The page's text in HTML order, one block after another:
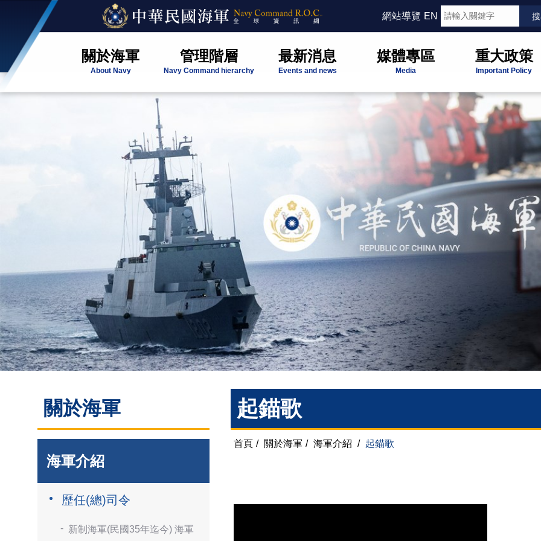
網站導覽 EN
關於海軍
About Navy
管理階層
Navy Command hierarchy
最新消息
Events and news
媒體專區
Media
重大政策
Important Policy
關於海軍
海軍介紹
歷任(總)司令
新制海軍(民國35年迄今) 海軍
起錨歌
首頁 / 關於海軍 / 海軍介紹 / 起錨歌